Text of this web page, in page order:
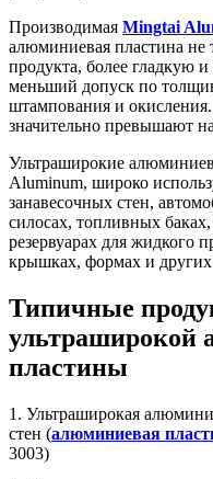
Производимая Mingtai
алюминиевая пластина
продукта, более гладкую
меньший допуск по
штампования и
значительно превышают
Ультраширокие
Aluminum, широко
занавесочных стен,
силосах, топливных
резервуарах для жидкого
крышках, формах и других
Типичные
ультраширокой
пластины
1. Ультраширокая
стен (алюминиевая
3003)